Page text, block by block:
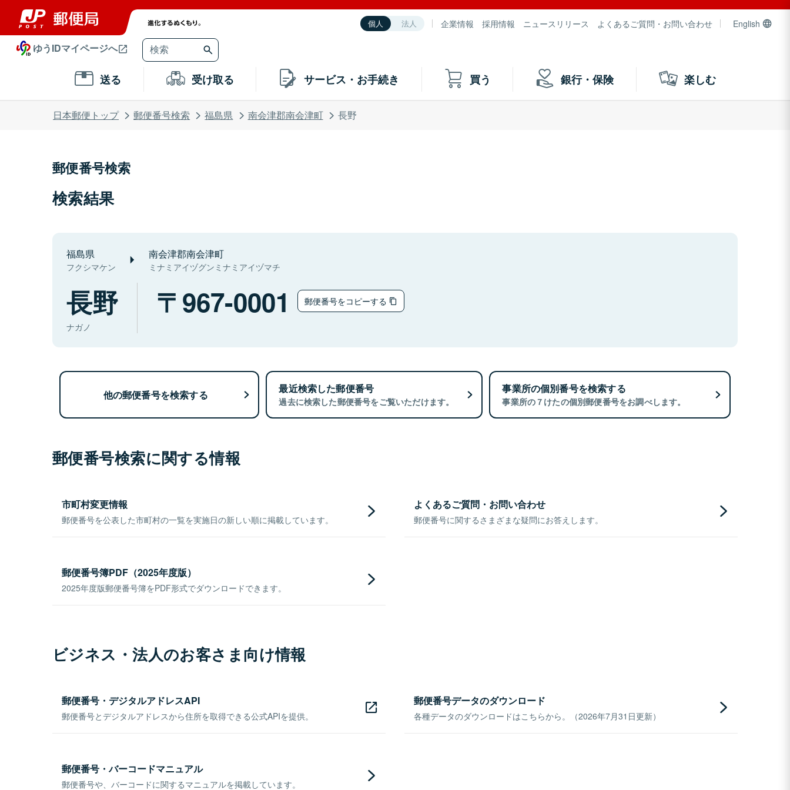
個人 法人 企業情報 採用情報 ニュースリリース よくあるご質問・お問い合わせ English
ゆうIDマイページへ
送る 受け取る サービス・お手続き 買う 銀行・保険 楽しむ
日本郵便トップ 郵便番号検索 福島県 南会津郡南会津町 長野
郵便番号検索
検索結果
福島県
フクシマケン
南会津郡南会津町
ミナミアイヅグンミナミアイヅマチ
長野
ナガノ
967-0001 郵便番号をコピーする
他の郵便番号を検索する 最近検索した郵便番号
過去に検索した郵便番号をご覧いただけます。
事業所の個別番号を検索する
事業所の７けたの個別郵便番号をお調べします。
郵便番号検索に関する情報
市町村変更情報
郵便番号を公表した市町村の一覧を実施日の新しい順に掲載しています。
よくあるご質問・お問い合わせ
郵便番号に関するさまざまな疑問にお答えします。
郵便番号簿PDF（2025年度版）
2025年度版郵便番号簿をPDF形式でダウンロードできます。
ビジネス・法人のお客さま向け情報
郵便番号・デジタルアドレスAPI
郵便番号とデジタルアドレスから住所を取得できる公式APIを提供。
郵便番号データのダウンロード
各種データのダウンロードはこちらから。（2026年7月31日更新）
郵便番号・バーコードマニュアル
郵便番号や、バーコードに関するマニュアルを掲載しています。